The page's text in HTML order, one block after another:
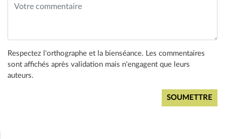
Respectez l'orthographe et la bienséance. Les commentaires
sont affichés après validation mais n'engagent que leurs
auteurs.